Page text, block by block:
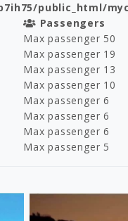
public_html/
Passengers
Max passenger 50
Max passenger 19
Max passenger 13
Max passenger 10
Max passenger 6
Max passenger 6
Max passenger 6
Max passenger 5